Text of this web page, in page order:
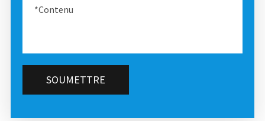
SOUMETTRE